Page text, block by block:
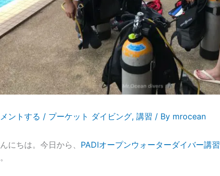
ントする / プーケット ダイビング, 講習 / By mrocean
にちは。今日から、 PADIオープンウォーターダイバー講習